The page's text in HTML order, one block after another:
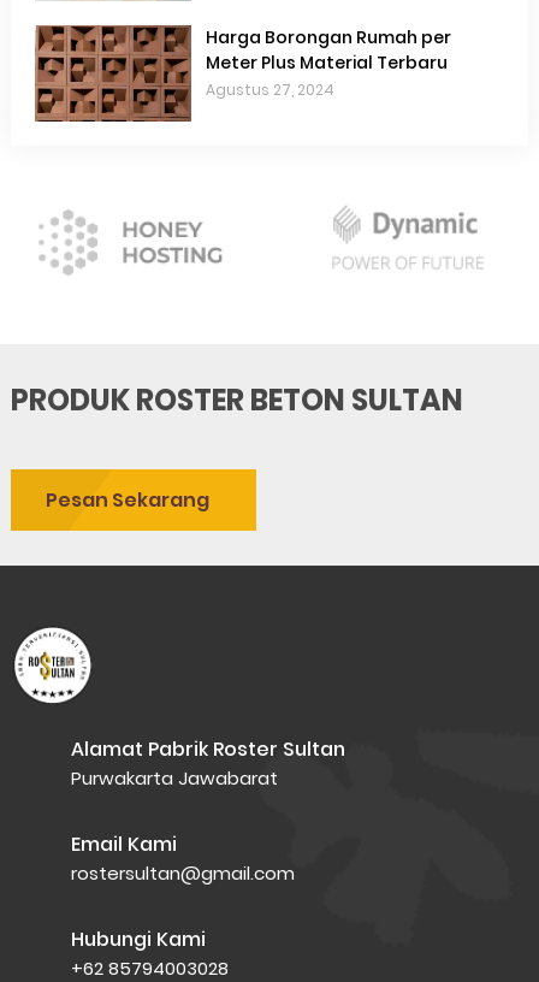
Harga Borongan Rumah per
Meter Plus Material Terbaru
Agustus 27, 2024
PRODUK ROSTER BETON SULTAN
Pesan Sekarang
Alamat Pabrik Roster Sultan
Purwakarta Jawabarat
Email Kami
rostersultan@gmail.com
Hubungi Kami
+62 85794003028